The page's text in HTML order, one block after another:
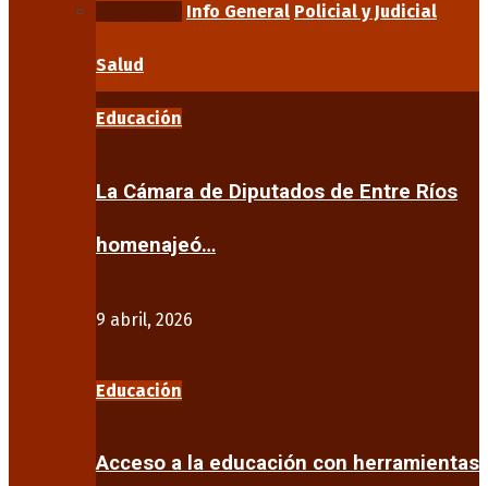
Info General Policial y Judicial
Salud
Educación
La Cámara de Diputados de Entre Ríos
homenajeó…
9 abril, 2026
Educación
Acceso a la educación con herramientas